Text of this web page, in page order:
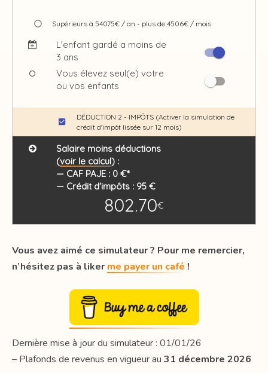
Supérieurs à 54075€ / an - plus de 4506€ / mois
L'enfant gardé a moins de
3 ans
Vous élevez seul(e) votre
ou vos enfants
DÉDUCTION 2 - IMPÔTS (Activer la simulation de
crédit d'impôt lissée sur 12 mois)
Salaire moins déductions
(voir le calcul) :
— CAF PAJE : 0€*
— Crédit d'impôts : 95€
802.70€
Vous avez aimé ce simulateur ? Pour me remercier,
n’hésitez pas à liker me payer un café !
Dernière mise à jour du simulateur : 01/01/26
– Plafonds de revenus en vigueur au 31 décembre 2026